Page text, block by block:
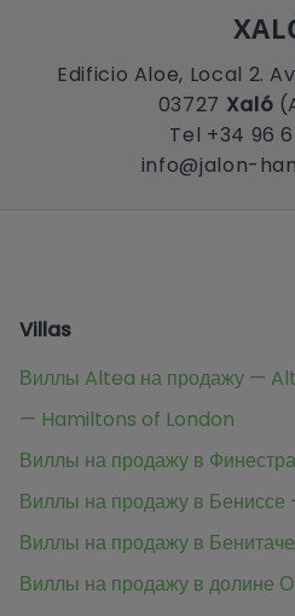
Edificio Aloe, Local 2.
03727 Xaló
Tel +34 96
info@jalon-
Villas
Виллы Altea на продажу —
— Hamiltons of London
Виллы на продажу в
Виллы на продажу в Бениссе
Виллы на продажу в
Виллы на продажу в долине